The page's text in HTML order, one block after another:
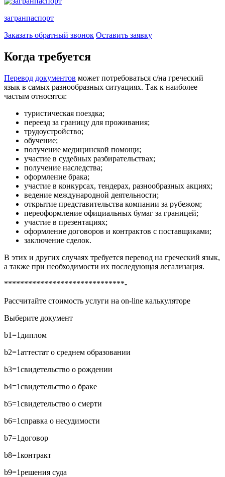
загранпаспорт
Заказать обратный звонок Оставить заявку
Когда требуется
Перевод документов может потребоваться с/на греческий
язык в самых разнообразных ситуациях. Так к наиболее
частым относятся:
туристическая поездка;
переезд за границу для проживания;
трудоустройство;
обучение;
получение медицинской помощи;
участие в судебных разбирательствах;
получение наследства;
оформление брака;
участие в конкурсах, тендерах, разнообразных акциях;
ведение международной деятельности;
открытие представительства компании за рубежом;
переоформление официальных бумаг за границей;
участие в презентациях;
оформление договоров и контрактов с поставщиками;
заключение сделок.
В этих и других случаях требуется перевод на греческий язык,
а также при необходимости их последующая легализация.
******************************-
Рассчитайте стоимость услуги на on-line калькуляторе
Выберите документ
b1=1 диплом
b2=1аттестат о среднем образовании
b3=1свидетельство о рождении
b4=1свидетельство о браке
b5=1свидетельство о смерти
b6=1справка о несудимости
b7=1 договор
b8=1контракт
b9=1решения суда